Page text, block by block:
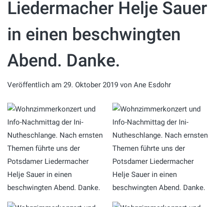
Liedermacher Helje Sauer
in einen beschwingten
Abend. Danke.
Veröffentlich am 29. Oktober 2019 von Ane Esdohr